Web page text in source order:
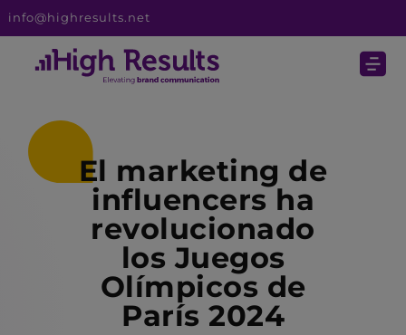
info@highresults.net
El marketing de
influencers ha
revolucionado
los Juegos
Olímpicos de
París 2024